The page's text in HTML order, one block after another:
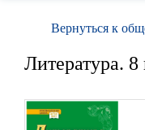
Вернуться к
Литература.